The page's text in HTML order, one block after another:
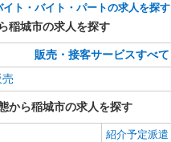
ト・バイト・パートの求人を探す
稲城市の求人を探す
販売・接客サービスすべて
から稲城市の求人を探す
紹介予定派遣